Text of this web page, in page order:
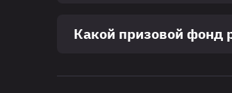
Какой призовой фонд